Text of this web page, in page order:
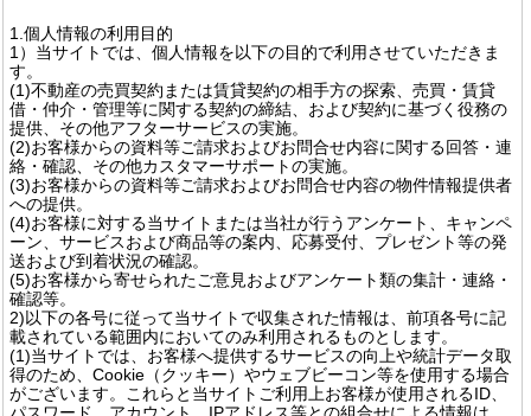
1.個人情報の利用目的
1）当サイトでは、個人情報を以下の目的で利用させていただきま
す。
(1)不動産の売買契約または賃貸契約の相手方の探索、売買・賃貸
借・仲介・管理等に関する契約の締結、および契約に基づく役務の
提供、その他アフターサービスの実施。
(2)お客様からの資料等ご請求およびお問合せ内容に関する回答・連
絡・確認、その他カスタマーサポートの実施。
(3)お客様からの資料等ご請求およびお問合せ内容の物件情報提供者
への提供。
(4)お客様に対する当サイトまたは当社が行うアンケート、キャンペ
ーン、サービスおよび商品等の案内、応募受付、プレゼント等の発
送および到着状況の確認。
(5)お客様から寄せられたご意見およびアンケート類の集計・連絡・
確認等。
2)以下の各号に従って当サイトで収集された情報は、前項各号に記
載されている範囲内においてのみ利用されるものとします。
(1)当サイトでは、お客様へ提供するサービスの向上や統計データ取
得のため、Cookie（クッキー）やウェブビーコン等を使用する場合
がございます。これらと当サイトご利用上お客様が使用されるID、
パスワード、アカウント、IPアドレス等との組合せによる情報は、